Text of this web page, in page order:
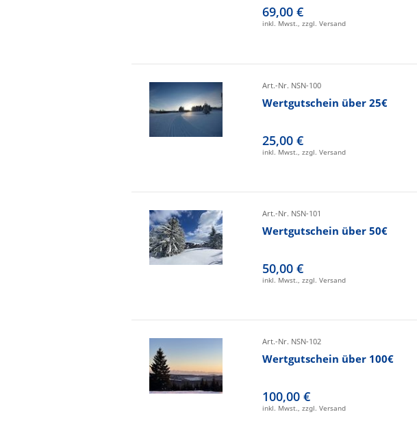
69,00 €
inkl. Mwst., zzgl. Versand
Art.-Nr. NSN-100
Wertgutschein über 25€
25,00 €
inkl. Mwst., zzgl. Versand
Art.-Nr. NSN-101
Wertgutschein über 50€
50,00 €
inkl. Mwst., zzgl. Versand
Art.-Nr. NSN-102
Wertgutschein über 100€
100,00 €
inkl. Mwst., zzgl. Versand